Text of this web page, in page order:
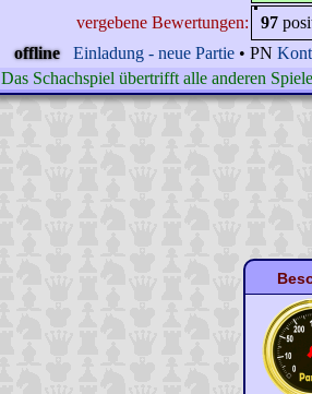
vergebene Bewertungen:
97
offline
Einladung - neue Partie • PN
Das Schachspiel übertrifft alle anderen